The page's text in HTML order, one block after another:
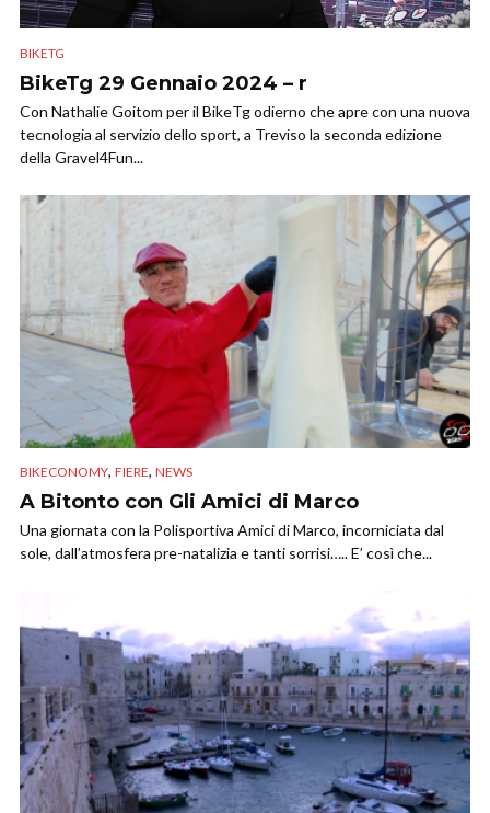
BIKETG
BikeTg 29 Gennaio 2024 – r
Con Nathalie Goitom per il BikeTg odierno che apre con una nuova
tecnologia al servizio dello sport, a Treviso la seconda edizione
della Gravel4Fun...
BIKECONOMY, FIERE, NEWS
A Bitonto con Gli Amici di Marco
Una giornata con la Polisportiva Amici di Marco, incorniciata dal
sole, dall’atmosfera pre-natalizia e tanti sorrisi….. E’ così che...